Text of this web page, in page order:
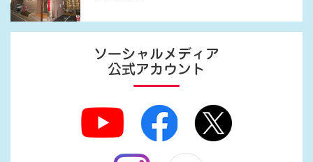
ソーシャルメディア
公式アカウント